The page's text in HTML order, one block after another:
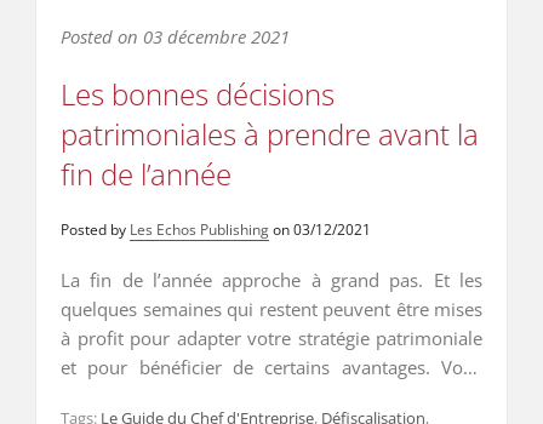
Posted on 03 décembre 2021
Les bonnes décisions
patrimoniales à prendre avant la
fin de l’année
Posted by Les Echos Publishingon03/12/2021
La fin de l’année approche à grand pas. Et les
quelques semaines qui restent peuvent être mises
à profit pour adapter votre stratégie patrimoniale
et pour bénéficier de certains avantages. Vous
Tags: Le Guide du Chef d'Entreprise, Défiscalisation,